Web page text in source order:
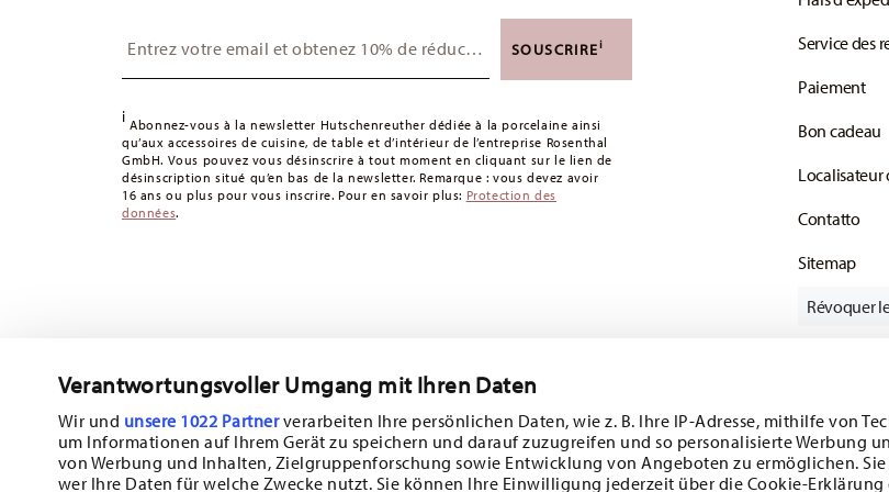
Verantwortungsvoller Umgang mit Ihren Daten
Wir und unsere 1022 Partnerverarbeiten Ihre persönlichen Daten, wie z. B. Ihre IP-Adresse, mithilfe von
um Informationen auf Ihrem Gerät zu speichern und darauf zuzugreifen und so personalisierte Werbung
von Werbung und Inhalten, Zielgruppenforschung sowie Entwicklung von Angeboten zu ermöglichen.
wer Ihre Daten für welche Zwecke nutzt. Sie können Ihre Einwilligung jederzeit über die Cookie-
Les livraisons en Suisse sont gratuites à partir de 49,90 CHF. Pour toute commande inférieure à
49,90 CHF, les frais de livraison s'élèvent à 36,90 CHF.
5-7 jours ouvrables pour les articles en stock. Vous pouvez consulter les
délais de livraison vers d'autres paysici.
Retours :Pour les retours, veuillez utiliser notreservice de retour.
SOUSCRIREi
i Abonnez-vous à la newsletter Hutschenreuther dédiée à la porcelaine ainsi
qu’aux accessoires de cuisine, de table et d’intérieur de l’entreprise Rosenthal
GmbH. Vous pouvez vous désinscrire à tout moment en cliquant sur le lien de
désinscription situé qu’en bas de la newsletter. Remarque : vous devez avoir
16 ans ou plus pour vous inscrire. Pour en savoir plus: Protection des
données.
Service des
Paiement
Bon cadeau
Localisateur
Contatto
Sitemap
Révoquer
Suivez-nous sur
Abonnez-vous à notre newsletter et recevez une réduction de 10%!
Tiens-toi au courant des nouveautés, des tendances et